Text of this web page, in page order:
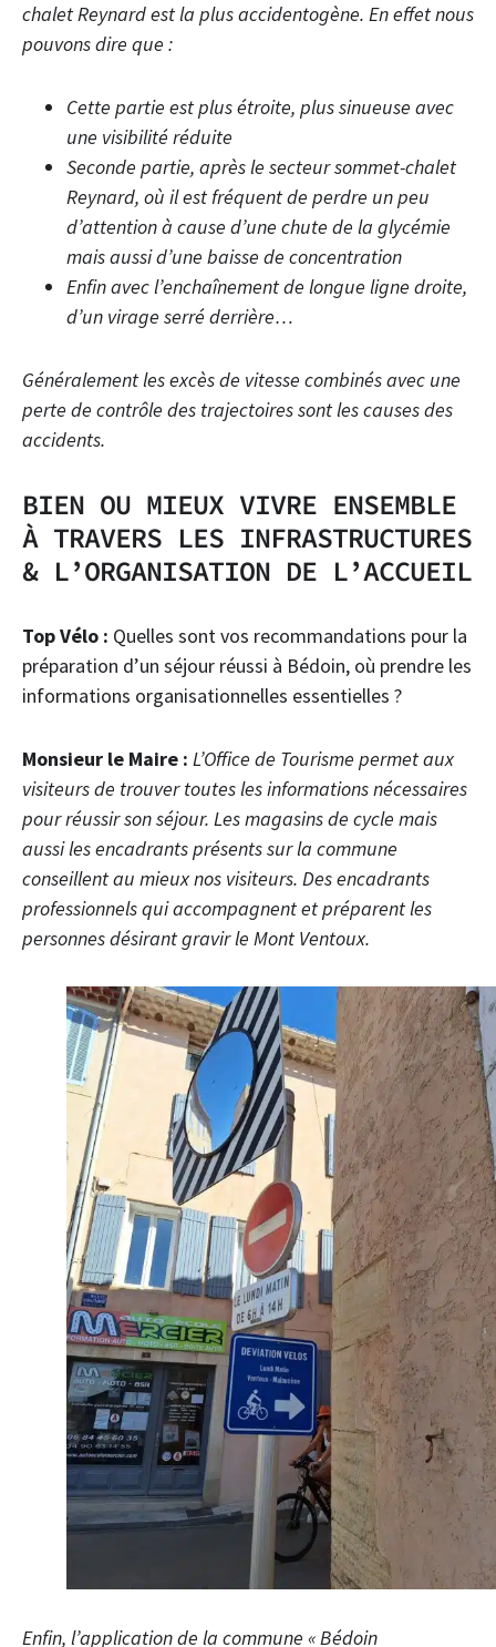
chalet Reynard est la plus accidentogène. En effet nous
pouvons dire que :
Cette partie est plus étroite, plus sinueuse avec
une visibilité réduite
Seconde partie, après le secteur sommet-chalet
Reynard, où il est fréquent de perdre un peu
d’attention à cause d’une chute de la glycémie
mais aussi d’une baisse de concentration
Enfin avec l’enchaînement de longue ligne droite,
d’un virage serré derrière…
Généralement les excès de vitesse combinés avec une
perte de contrôle des trajectoires sont les causes des
accidents.
BIEN OU MIEUX VIVRE ENSEMBLE
À TRAVERS LES INFRASTRUCTURES
& L’ORGANISATION DE L’ACCUEIL
Top Vélo : Quelles sont vos recommandations pour la
préparation d’un séjour réussi à Bédoin, où prendre les
informations organisationnelles essentielles ?
Monsieur le Maire : L’Office de Tourisme permet aux
visiteurs de trouver toutes les informations nécessaires
pour réussir son séjour. Les magasins de cycle mais
aussi les encadrants présents sur la commune
conseillent au mieux nos visiteurs. Des encadrants
professionnels qui accompagnent et préparent les
personnes désirant gravir le Mont Ventoux.
Enfin, l’application de la commune « Bédoin